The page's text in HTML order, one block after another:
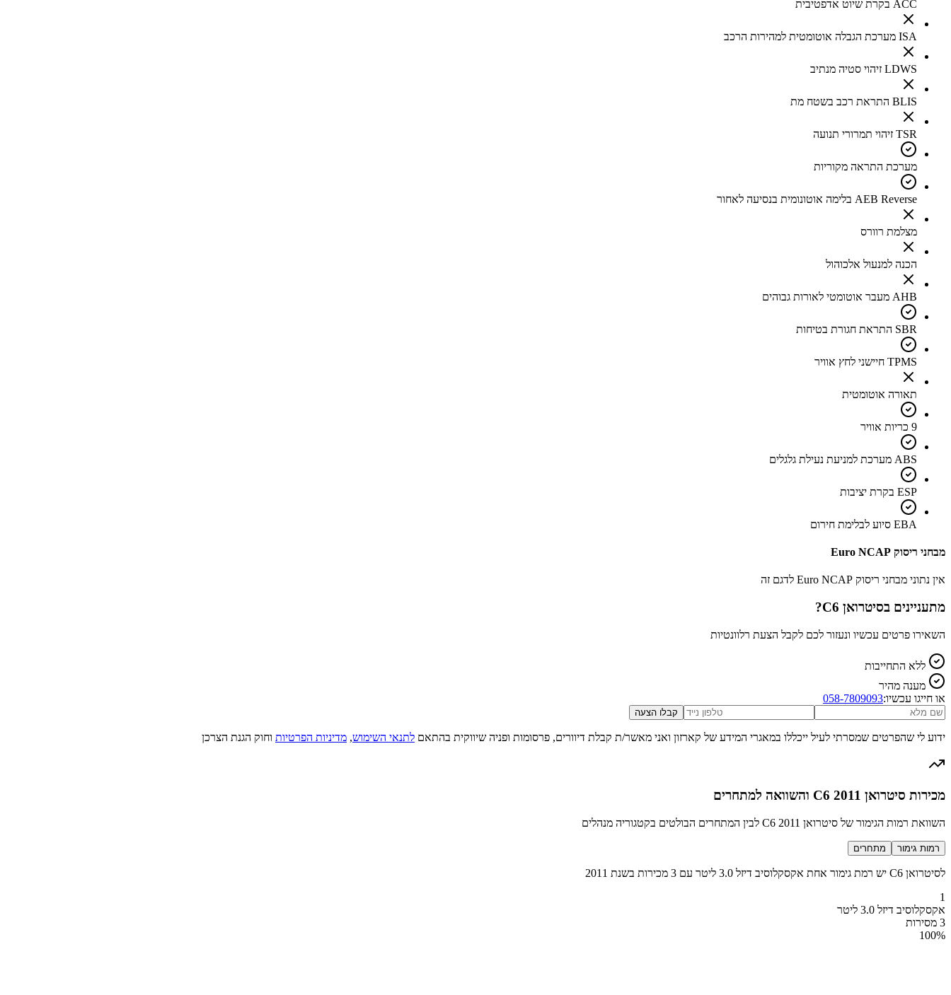
ACC בקרת שיוט אדפטיבית
ISA מערכת הגבלה אוטומטית למהירות הרכב
LDWS זיהוי סטיה מנתיב
BLIS התראת רכב בשטח מת
TSR זיהוי תמרורי תנועה
מערכת התראה מקוריות
AEB Reverse בלימה אוטונומית בנסיעה לאחור
מצלמת רוורס
הכנה למנעול אלכוהול
AHB מעבר אוטומטי לאורות גבוהים
SBR התראת חגורת בטיחות
TPMS חיישני לחץ אוויר
תאורה אוטומטית
9 כריות אוויר
ABS מערכת למניעת נעילת גלגלים
ESP בקרת יציבות
EBA סיוע לבלימת חירום
מבחני ריסוק Euro NCAP
אין נתוני מבחני ריסוק Euro NCAP לדגם זה
מתעניינים בסיטרואן C6 ?
השאירו פרטים עכשיו ונעזור לכם לקבל הצעת רלוונטיות
ללא התחייבות
מענה מהיר
או חייגו עכשיו:058-7809093
קבלו הצעה
ידוע לי שהפרטים שמסרתי לעיל ייכללו במאגרי המידע של קארזון ואני מאשר/ת קבלת דיוורים, פרסומות ופניה שיווקית בהתאם לתנאי השימוש, מדיניות הפרטיות וחוק הגנת הצרכן
מכירות סיטרואן C6 2011 והשוואה למתחרים
השוואת רמות הגימור של סיטרואן C6 2011 לבין המתחרים הבולטים בקטגוריה מנהלים
רמות גימור מתחרים
לסיטרואן C6 יש רמת גימור אחת אקסקלוסיב דיזל 3.0 ליטר עם 3 מכירות בשנת 2011
1
אקסקלוסיב דיזל 3.0 ליטר
3 מסירות
100%